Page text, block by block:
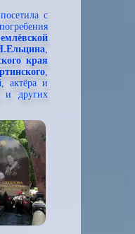
посетила с
,
края
,
, актёра и
других